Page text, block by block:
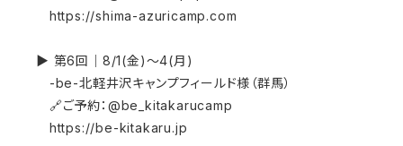
https://shima-azuricamp.com
▶︎ 第6回｜8/1(金)〜4(月)
-be-北軽井沢キャンプフィールド様（群馬）
🔗ご予約：@be_kitakarucamp
https://be-kitakaru.jp